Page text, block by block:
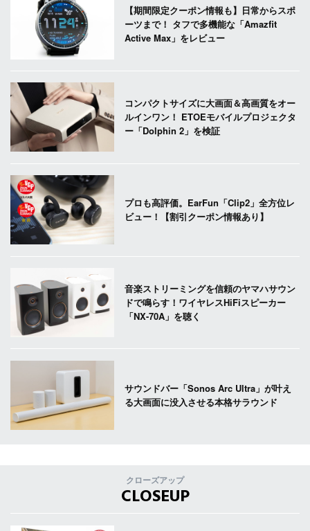
【期間限定クーポン情報も】日常からスポ
ーツまで！ タフで多機能な「Amazfit
Active Max」をレビュー
コンパクトサイズに大画面＆高画質をオー
ルインワン！ ETOEモバイルプロジェクタ
ー「Dolphin 2」を検証
プロも高評価。EarFun「Clip2」全方位レ
ビュー！【割引クーポン情報あり】
音楽ストリーミングを信頼のヤマハサウン
ドで鳴らす！ワイヤレスHiFiスピーカー
「NX-70A」を聴く
サウンドバー「Sonos Arc Ultra」が叶え
る大画面に没入させる本格サラウンド
クローズアップ
CLOSEUP